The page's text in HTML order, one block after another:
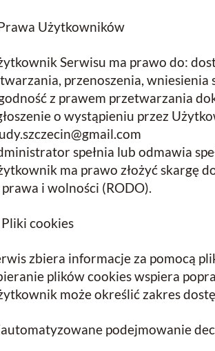
Użytkowników
Serwisu ma prawo do:
przenoszenia,
z prawem przetwarzania
o wystąpieniu przez
spełnia lub odmawia
ma prawo złożyć skargę
i wolności (RODO).
cookies
zbiera informacje za pomocą
plików cookies wspiera
może określić zakres
podejmowanie